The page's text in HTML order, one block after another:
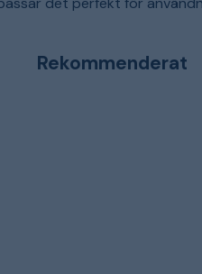
Rekommenderat